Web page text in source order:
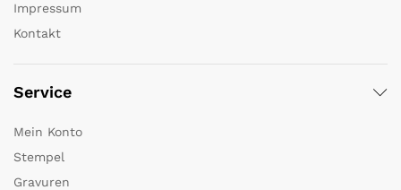
Impressum
Kontakt
Service
Mein Konto
Stempel
Gravuren